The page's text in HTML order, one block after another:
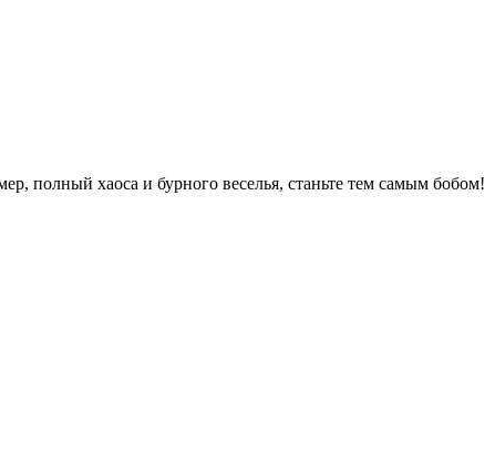
полный хаоса и бурного веселья, станьте тем самым бобом!